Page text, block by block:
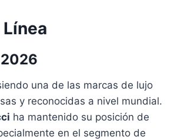
una de las marcas de lujo
y reconocidas a nivel mundial.
ha mantenido su posición de
en el segmento de